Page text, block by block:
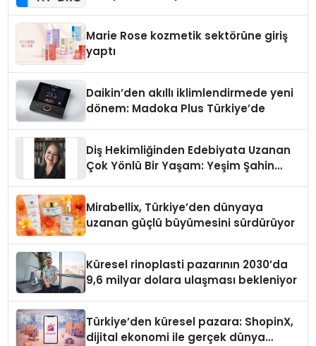
Marie Rose kozmetik sektörüne giriş
yaptı
Daikin’den akıllı iklimlendirmede yeni
dönem: Madoka Plus Türkiye’de
Diş Hekimliğinden Edebiyata Uzanan
Çok Yönlü Bir Yaşam: Yeşim Şahin
Mirabellix, Türkiye’den dünyaya
uzanan güçlü büyümesini sürdürüyor
Küresel rinoplasti pazarının 2030’da
9,6 milyar dolara ulaşması bekleniyor
Türkiye’den küresel pazara: ShopinX,
dijital ekonomi ile gerçek dünya